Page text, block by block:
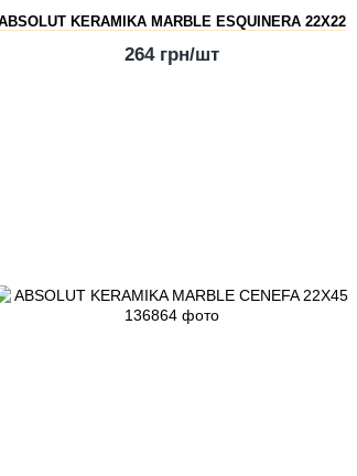
KERAMIKA MARBLE ESQUINERA 22X22
264 грн/шт